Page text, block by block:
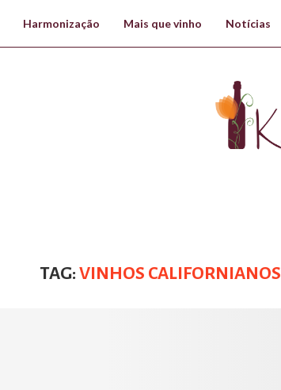
Harmonização Mais que vinho Notícias
TAG:VINHOS CALIFORNIANOS